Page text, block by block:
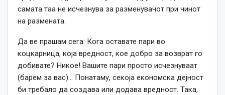
самата таа не исчезнува за разменувачот при чинот
на размената.
Да ве прашам сега: Кога оставате пари во
коцкарница, која вредност, кое добро за возврат го
добивате? Никое! Вашите пари просто исчезнуваат
(барем за вас)… Понатаму, секоја економска дејност
би требало да создава или додава вредност. Така,